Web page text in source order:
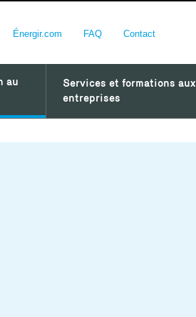
Énergir.com FAQ Contact
au
Services et formations aux
entreprises